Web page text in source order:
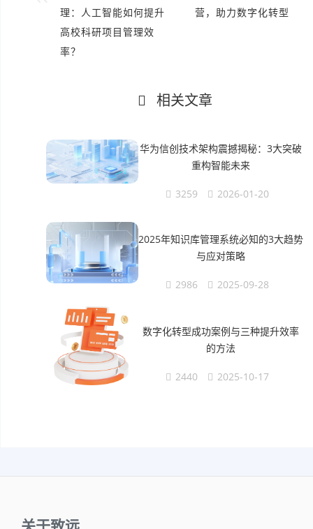
理：人工智能如何提升
高校科研项目管理效
率？
营，助力数字化转型
相关文章
华为信创技术架构震撼揭秘：3大突破
重构智能未来
3259 2026-01-20
2025年知识库管理系统必知的3大趋势
与应对策略
2986 2025-09-28
数字化转型成功案例与三种提升效率
的方法
2440 2025-10-17